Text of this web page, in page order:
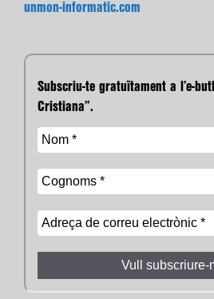
unmon-informatic.com
Subscriu-te gratuïtament a l’e-
Cristiana”.